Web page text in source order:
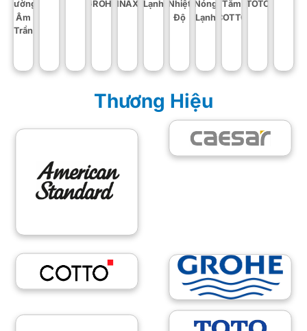
Tường,
Âm
Trần
GROHE INAX Lạnh Nhiệt
Độ
Nóng
Lạnh
Tắm
COTTO
TOTO
Thương Hiệu